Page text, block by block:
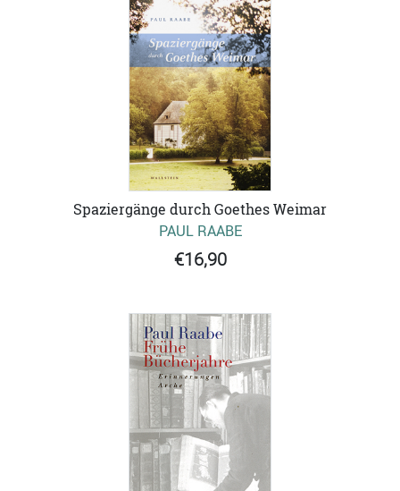
Spaziergänge durch Goethes Weimar
PAUL RAABE
€16,90